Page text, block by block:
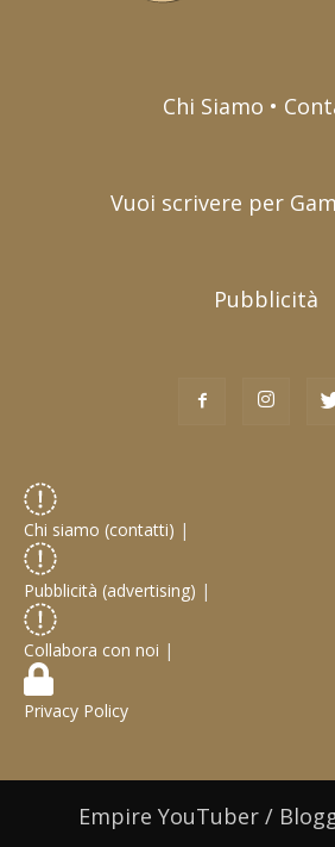
Chi Siamo •
Vuoi scrivere per
Pubblicità
Chi siamo (contatti) |
Pubblicità (advertising) |
Collabora con noi |
Privacy Policy
Empire YouTuber /